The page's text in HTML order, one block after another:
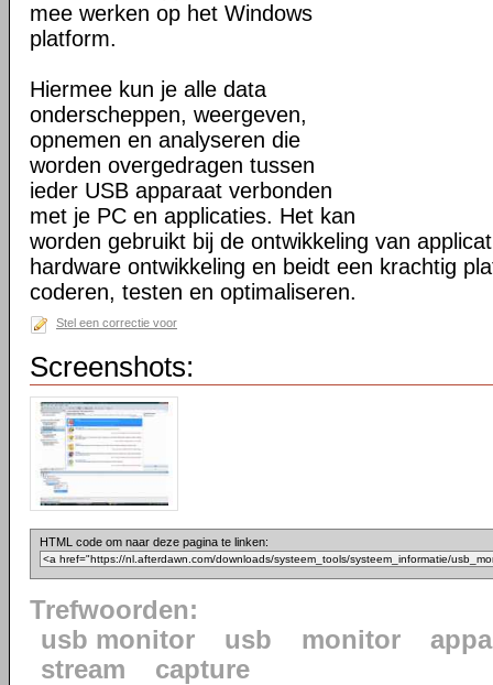
mee werken op het Windows
platform.
Hiermee kun je alle data
onderscheppen, weergeven,
opnemen en analyseren die
worden overgedragen tussen
ieder USB apparaat verbonden
met je PC en applicaties. Het kan
worden gebruikt bij de ontwikkeling van
hardware ontwikkeling en beidt een krachtig
coderen, testen en optimaliseren.
Stel een correctie voor
Screenshots:
HTML code om naar deze pagina te linken:
Trefwoorden:
usb monitor
usb monitor
stream
capture